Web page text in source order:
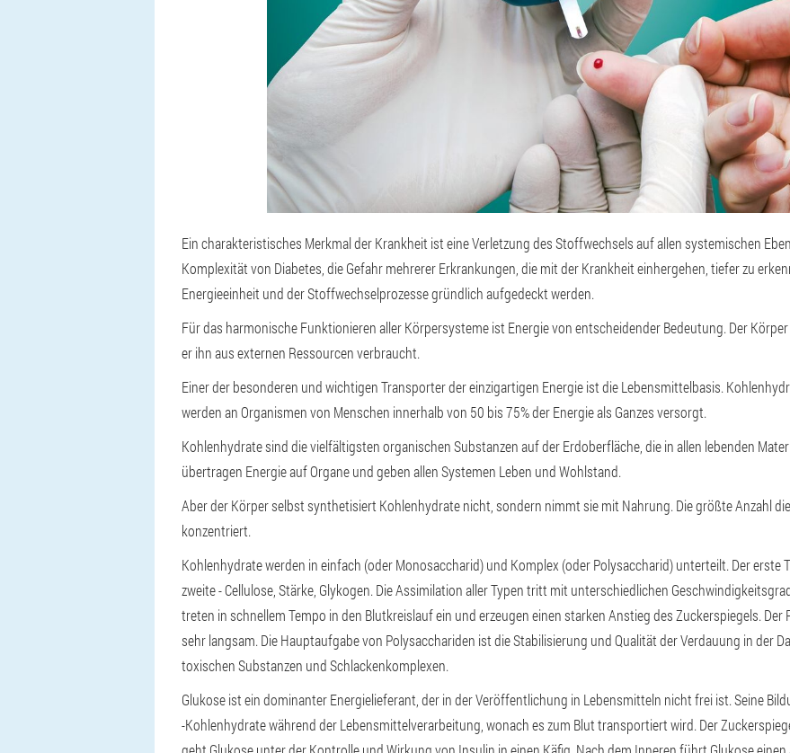
Ein charakteristisches Merkmal der Krankheit ist eine Verletzung des Stoffwechsels auf allen systemischen
Komplexität von Diabetes, die Gefahr mehrerer Erkrankungen, die mit der Krankheit einhergehen, tiefer zu
Energieeinheit und der Stoffwechselprozesse gründlich aufgedeckt werden.
Für das harmonische Funktionieren aller Körpersysteme ist Energie von entscheidender Bedeutung. Der
er ihn aus externen Ressourcen verbraucht.
Einer der besonderen und wichtigen Transporter der einzigartigen Energie ist die Lebensmittelbasis.
werden an Organismen von Menschen innerhalb von 50 bis 75% der Energie als Ganzes versorgt.
Kohlenhydrate sind die vielfältigsten organischen Substanzen auf der Erdoberfläche, die in allen lebenden
übertragen Energie auf Organe und geben allen Systemen Leben und Wohlstand.
Aber der Körper selbst synthetisiert Kohlenhydrate nicht, sondern nimmt sie mit Nahrung. Die größte Anzahl
konzentriert.
Kohlenhydrate werden in einfach (oder Monosaccharid) und Komplex (oder Polysaccharid) unterteilt. Der erste
zweite - Cellulose, Stärke, Glykogen. Die Assimilation aller Typen tritt mit unterschiedlichen
treten in schnellem Tempo in den Blutkreislauf ein und erzeugen einen starken Anstieg des Zuckerspiegels.
sehr langsam. Die Hauptaufgabe von Polysacchariden ist die Stabilisierung und Qualität der Verdauung in der
toxischen Substanzen und Schlackenkomplexen.
Glukose ist ein dominanter Energielieferant, der in der Veröffentlichung in Lebensmitteln nicht frei ist. Seine
-Kohlenhydrate während der Lebensmittelverarbeitung, wonach es zum Blut transportiert wird. Der